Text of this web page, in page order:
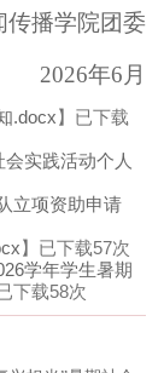
传播学院团委
2026年6月
.docx】已下载
实践活动个人
立项资助申请
】已下载57次
学年学生暑期
下载58次